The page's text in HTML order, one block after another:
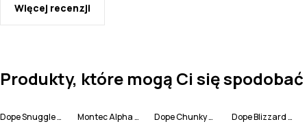
Więcej recenzji
Produkty, które mogą Ci się spodobać
Dope Snuggle Legginsy Termoaktywne Mężczyźni
Montec Alpha Top Termiczny Mężczyźni
Dope Chunky Czapka Beanie
Dope Blizzard Full Zip Kurtka Snowboardowa Mężczyźni